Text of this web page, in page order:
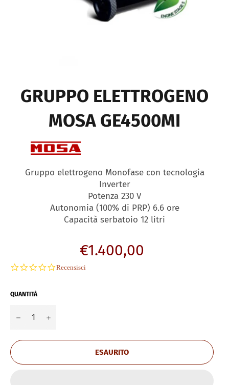
GRUPPO ELETTROGENO
MOSA GE4500MI
Gruppo elettrogeno Monofase con tecnologia
Inverter
Potenza 230 V
Autonomia (100% di PRP) 6.6 ore
Capacità serbatoio 12 litri
Prezzo
di
listino
€1.400,00
0.0
Recensisci
QUANTITÀ
− +
ESAURITO